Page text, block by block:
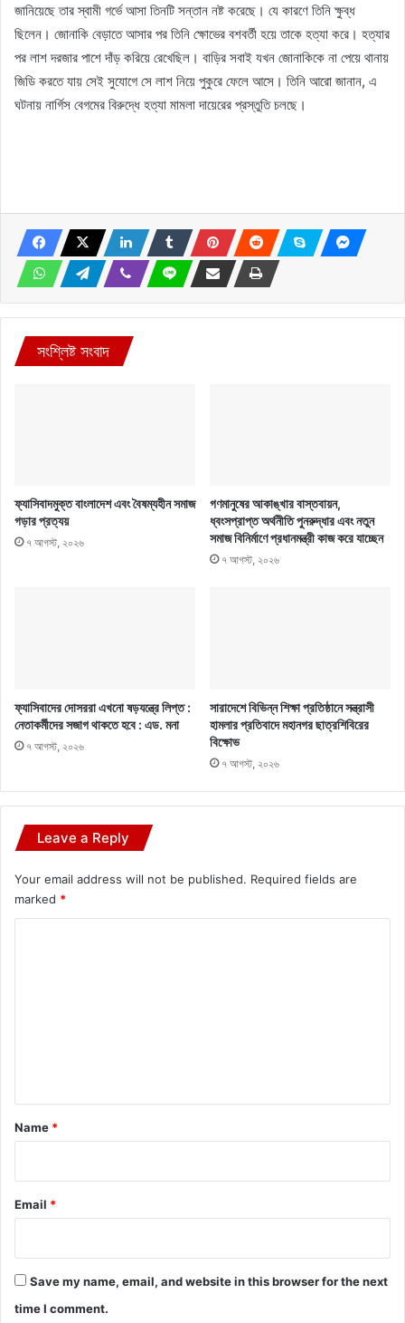
জানিয়েছে তার স্বামী গর্ভে আসা তিনটি সন্তান নষ্ট করেছে। যে কারণে তিনি ক্ষুব্ধ
ছিলেন। জোনাকি বেড়াতে আসার পর তিনি ক্ষোভের বশবর্তী হয়ে তাকে হত্যা করে। হত্যার
পর লাশ দরজার পাশে দাঁড় করিয়ে রেখেছিল। বাড়ির সবাই যখন জোনাকিকে না পেয়ে থানায়
জিডি করতে যায় সেই সুযোগে সে লাশ নিয়ে পুকুরে ফেলে আসে। তিনি আরো জানান, এ
ঘটনায় নার্গিস বেগমের বিরুদ্ধে হত্যা মামলা দায়েরের প্রস্তুতি চলছে।
সংশ্লিষ্ট সংবাদ
ফ্যাসিবাদমুক্ত বাংলাদেশ এবং বৈষম্যহীন সমাজ
গড়ার প্রত্যয়
৭ আগস্ট, ২০২৬
গণমানুষের আকাঙ্খার বাস্তবায়ন,
ধ্বংসপ্রাপ্ত অর্থনীতি পুনরুদ্ধার এবং নতুন
সমাজ বিনির্মাণে প্রধানমন্ত্রী কাজ করে যাচ্ছেন
৭ আগস্ট, ২০২৬
ফ্যাসিবাদের দোসররা এখনো ষড়যন্ত্রে লিপ্ত :
নেতাকর্মীদের সজাগ থাকতে হবে : এড. মনা
৭ আগস্ট, ২০২৬
সারাদেশে বিভিন্ন শিক্ষা প্রতিষ্ঠানে সন্ত্রাসী
হামলার প্রতিবাদে মহানগর ছাত্রশিবিরের
বিক্ষোভ
৭ আগস্ট, ২০২৬
Leave a Reply
Your email address will not be published. Required fields are
marked *
*
Name *
Email *
Save my name, email, and website in this browser for the next
time I comment.